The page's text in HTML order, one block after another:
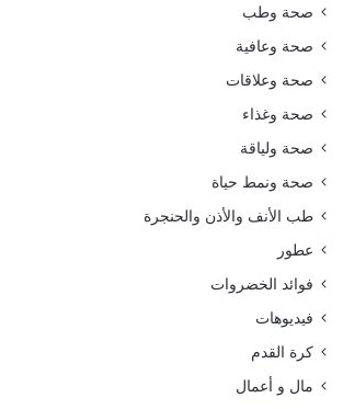
صحة وطب
صحة وعافية
صحة وعلاقات
صحة وغذاء
صحة ولياقة
صحة ونمط حياة
طب الأنف والأذن والحنجرة
عطور
فوائد الخضروات
فيديوهات
كرة القدم
مال و أعمال